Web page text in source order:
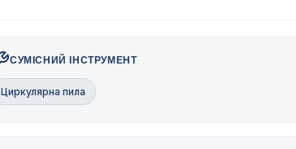
СУМІСНИЙ ІНСТРУМЕНТ
Циркулярна пила